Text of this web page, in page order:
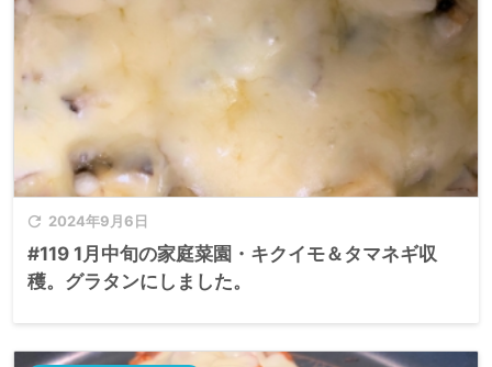
 2024年9月6日
#119 1月中旬の家庭菜園・キクイモ＆タマネギ収
穫。グラタンにしました。